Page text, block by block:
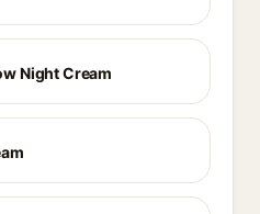
Night Cream